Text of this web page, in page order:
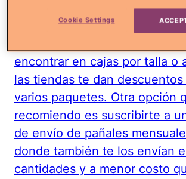
nazca tu bebé serán pañales.
recomiendo quecompres
encontrar en cajas por talla o
las tiendas te dan
varios paquetes. Otra opción
recomiendo es suscribirte a
de envío de pañales
donde también te los envían
cantidades y a menor costo
Cookie Settings